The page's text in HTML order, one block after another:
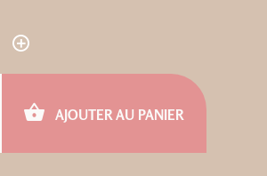
AJOUTER AU PANIER